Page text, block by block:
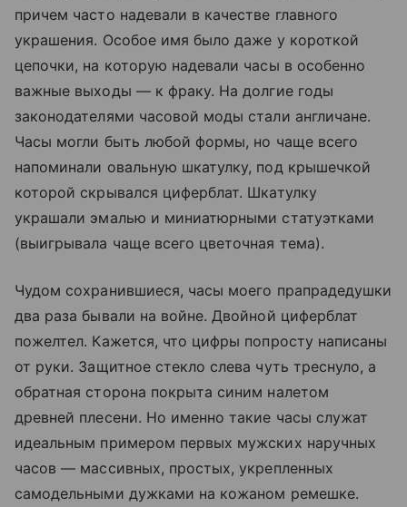
причем часто надевали в качестве главного
украшения. Особое имя было даже у короткой
цепочки, на которую надевали часы в особенно
важные выходы — к фраку. На долгие годы
законодателями часовой моды стали англичане.
Часы могли быть любой формы, но чаще всего
напоминали овальную шкатулку, под крышечкой
которой скрывался циферблат. Шкатулку
украшали эмалью и миниатюрными статуэтками
(выигрывала чаще всего цветочная тема).
Чудом сохранившиеся, часы моего прапрадедушки
два раза бывали на войне. Двойной циферблат
пожелтел. Кажется, что цифры попросту написаны
от руки. Защитное стекло слева чуть треснуло, а
обратная сторона покрыта синим налетом
древней плесени. Но именно такие часы служат
идеальным примером первых мужских наручных
часов — массивных, простых, укрепленных
самодельными дужками на кожаном ремешке.